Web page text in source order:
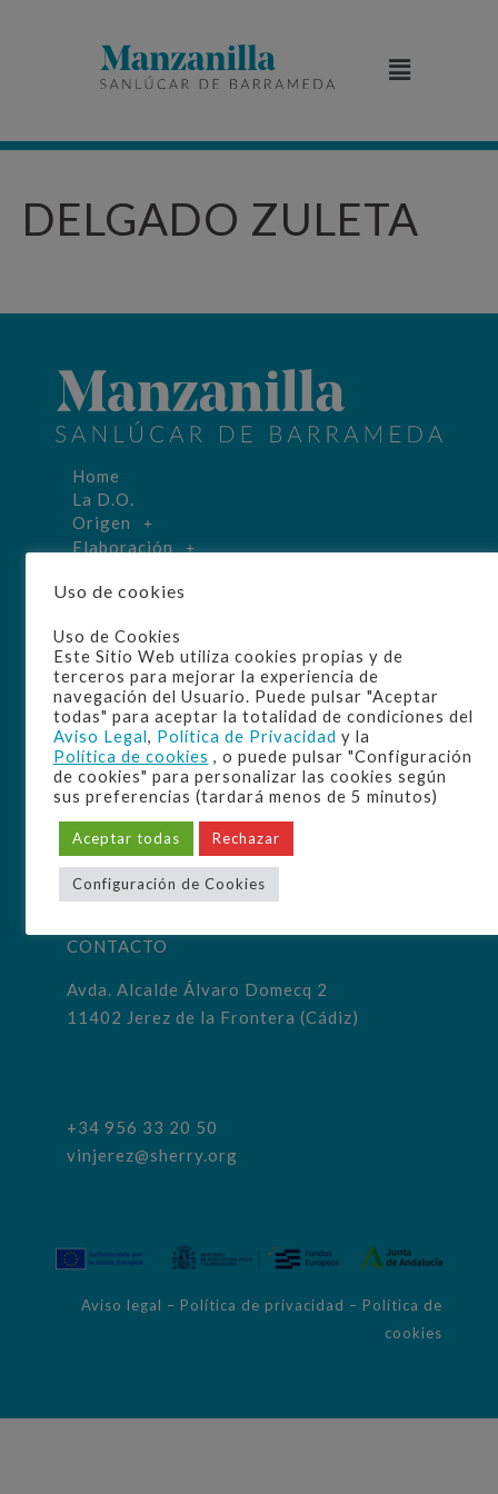
DELGADO ZULETA
Home
La D.O.
Origen
Elaboración
Disfrute
Bodegas
CONTACTO
Avda. Alcalde Álvaro Domecq 2
11402 Jerez de la Frontera (Cádiz)
+34 956 33 20 50
vinjerez@sherry.org
Aviso legal – Política de privacidad – Política de
cookies
Uso de cookies
Uso de Cookies
Este Sitio Web utiliza cookies propias y de
terceros para mejorar la experiencia de
navegación del Usuario. Puede pulsar "Aceptar
todas" para aceptar la totalidad de condiciones del
Aviso Legal, Política de Privacidad y la
Política de cookies , o puede pulsar "Configuración
de cookies" para personalizar las cookies según
sus preferencias (tardará menos de 5 minutos)
Aceptar todas Rechazar
Configuración de Cookies